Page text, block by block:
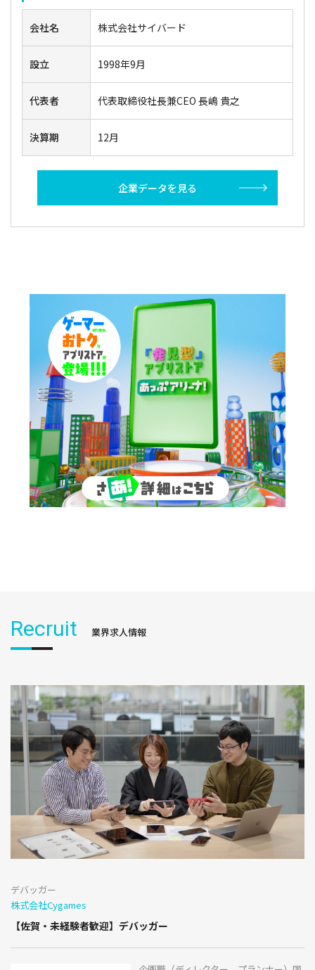
会社名 株式会社サイバード
設立 1998年9月
代表者 代表取締役社長兼CEO 長嶋 貴之
決算期 12月
企業データを見る
Recruit 業界求人情報
デバッガー
株式会社Cygames
【佐賀・未経験者歓迎】デバッガー